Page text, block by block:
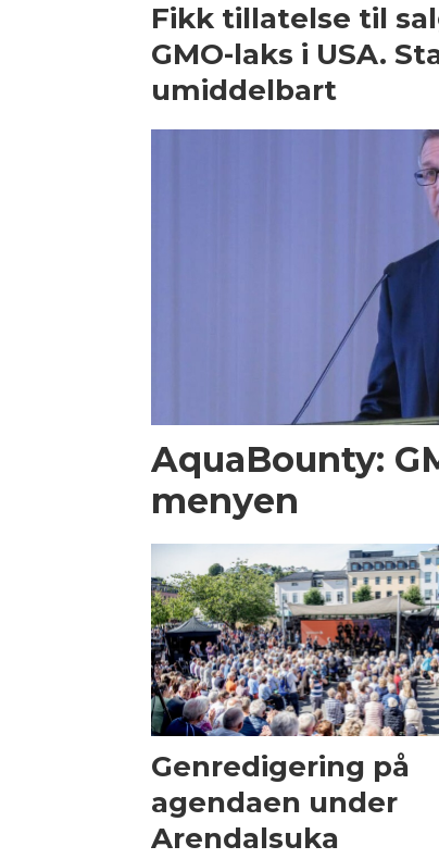
Fikk tillatelse til
GMO-laks i USA.
umiddelbart
AquaBounty:
menyen
Genredigering på
agendaen under
Arendalsuka